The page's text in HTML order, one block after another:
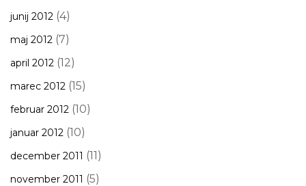
junij 2012 (4)
maj 2012 (7)
april 2012 (12)
marec 2012 (15)
februar 2012 (10)
januar 2012 (10)
december 2011 (11)
november 2011 (5)